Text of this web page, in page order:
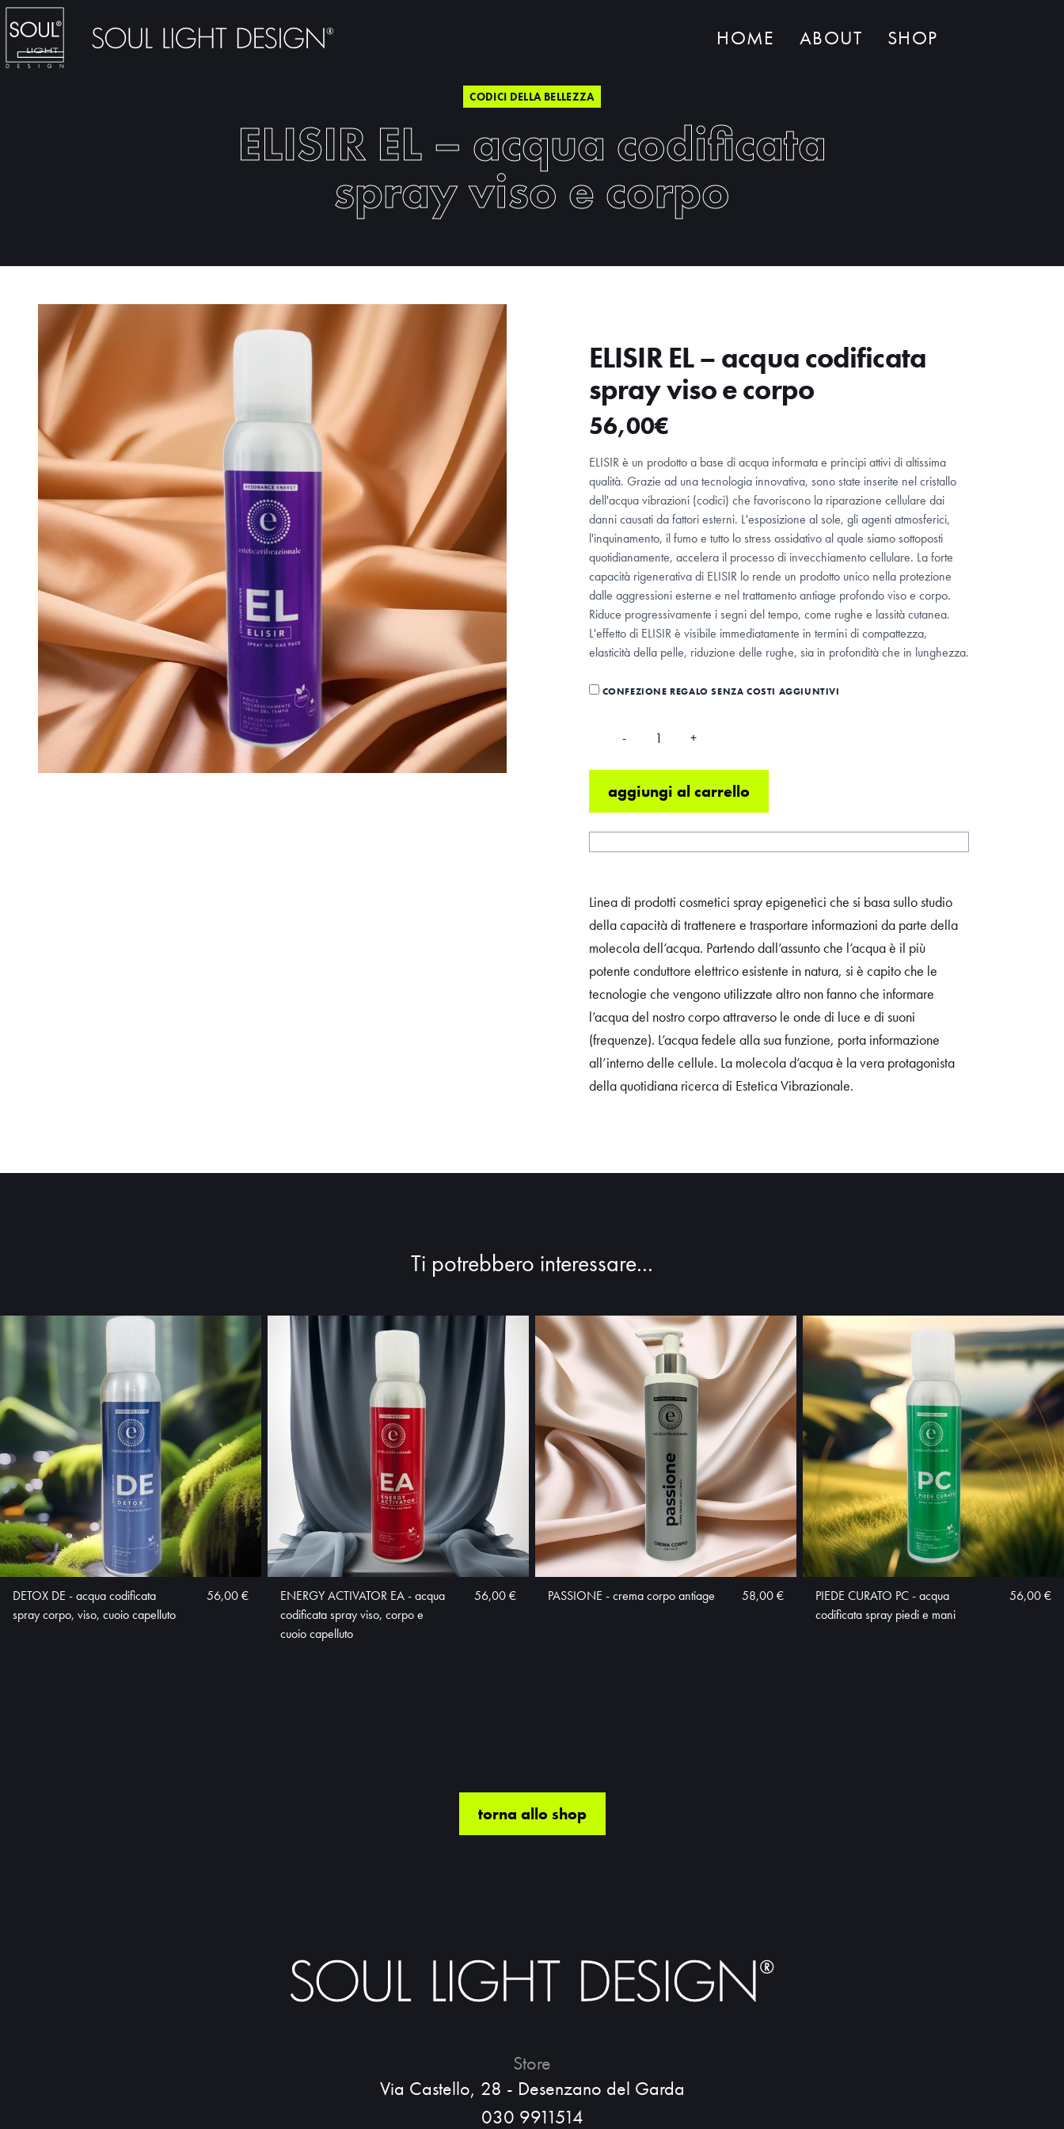
HOME ABOUT SHOP
CODICI DELLA BELLEZZA
ELISIR EL – acqua codificata
spray viso e corpo
ELISIR EL – acqua codificata
spray viso e corpo
56,00€
ELISIR è un prodotto a base di acqua informata e principi attivi di altissima
qualità. Grazie ad una tecnologia innovativa, sono state inserite nel cristallo
dell'acqua vibrazioni (codici) che favoriscono la riparazione cellulare dai
danni causati da fattori esterni. L'esposizione al sole, gli agenti atmosferici,
l'inquinamento, il fumo e tutto lo stress ossidativo al quale siamo sottoposti
quotidianamente, accelera il processo di invecchiamento cellulare. La forte
capacità rigenerativa di ELISIR lo rende un prodotto unico nella protezione
dalle aggressioni esterne e nel trattamento antiage profondo viso e corpo.
Riduce progressivamente i segni del tempo, come rughe e lassità cutanea.
L'effetto di ELISIR è visibile immediatamente in termini di compattezza,
elasticità della pelle, riduzione delle rughe, sia in profondità che in lunghezza.
CONFEZIONE REGALO SENZA COSTI AGGIUNTIVI
- +
aggiungi al carrello
Linea di prodotti cosmetici spray epigenetici che si basa sullo studio
della capacità di trattenere e trasportare informazioni da parte della
molecola dell’acqua. Partendo dall’assunto che l’acqua è il più
potente conduttore elettrico esistente in natura, si è capito che le
tecnologie che vengono utilizzate altro non fanno che informare
l’acqua del nostro corpo attraverso le onde di luce e di suoni
(frequenze). L’acqua fedele alla sua funzione, porta informazione
all’interno delle cellule. La molecola d’acqua è la vera protagonista
della quotidiana ricerca di Estetica Vibrazionale.
Ti potrebbero interessare...
DETOX DE - acqua codificata
spray corpo, viso, cuoio capelluto
56,00 €
ENERGY ACTIVATOR EA - acqua
codificata spray viso, corpo e
cuoio capelluto
56,00 € PASSIONE - crema corpo antiage 58,00 €
PIEDE CURATO PC - acqua
codificata spray piedi e mani
56,00 €
torna allo shop
Store
Via Castello, 28 - Desenzano del Garda
030 9911514